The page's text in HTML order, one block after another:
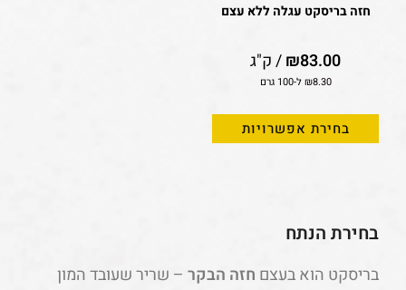
חזה בריסקט עגלה ללא עצם
₪83.00 / ק"ג
₪8.30 ל-100 גרם
בחירת אפשרויות
בחירת הנתח
בריסקט הוא בעצם חזה הבקר – שריר שעובד המון